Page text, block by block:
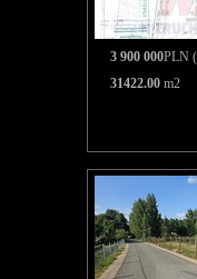
3 900 000PLN
31422.00 m2